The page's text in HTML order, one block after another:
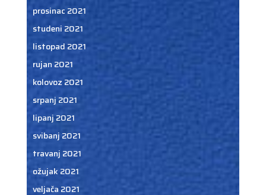
prosinac 2021
studeni 2021
listopad 2021
rujan 2021
kolovoz 2021
srpanj 2021
lipanj 2021
svibanj 2021
travanj 2021
ožujak 2021
veljača 2021